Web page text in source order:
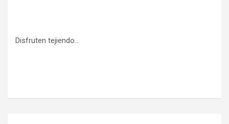
Disfruten tejiendo…